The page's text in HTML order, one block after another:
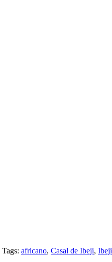
Tags: africano, Casal de Ibeji, Ibeji